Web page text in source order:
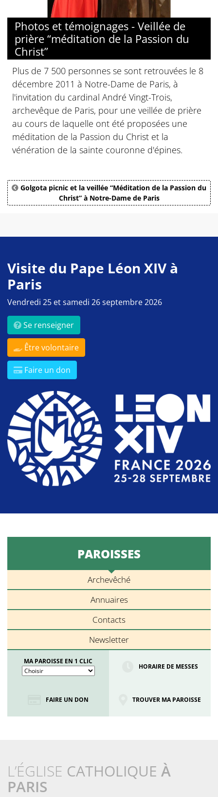
Photos et témoignages - Veillée de
prière “méditation de la Passion du
Christ”
Plus de 7 500 personnes se sont retrouvées le 8
décembre 2011 à Notre-Dame de Paris, à
l'invitation du cardinal André Vingt-Trois,
archevêque de Paris, pour une veillée de prière
au cours de laquelle ont été proposées une
méditation de la Passion du Christ et la
vénération de la sainte couronne d'épines.
Golgota picnic et la veillée “Méditation de la Passion du
Christ” à Notre-Dame de Paris
Visite du Pape Léon XIV à
Paris
Vendredi 25 et samedi 26 septembre 2026
Se renseigner
Être volontaire
Faire un don
PAROISSES
Archevêché
Annuaires
Contacts
Newsletter
MA PAROISSE EN 1 CLIC
HORAIRE DE MESSES
FAIRE UN DON TROUVER MA PAROISSE
L’ÉGLISE CATHOLIQUE À
PARIS